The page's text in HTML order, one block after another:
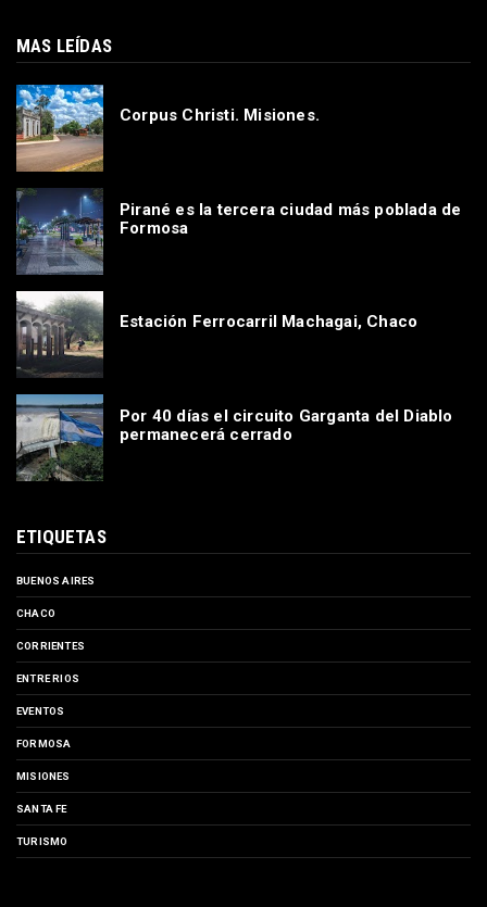
MAS LEÍDAS
Corpus Christi. Misiones.
Pirané es la tercera ciudad más poblada de
Formosa
Estación Ferrocarril Machagai, Chaco
Por 40 días el circuito Garganta del Diablo
permanecerá cerrado
ETIQUETAS
BUENOS AIRES
CHACO
CORRIENTES
ENTRE RIOS
EVENTOS
FORMOSA
MISIONES
SANTA FE
TURISMO